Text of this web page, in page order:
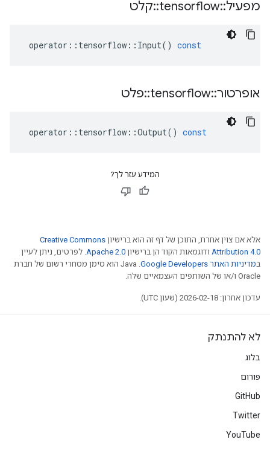
מפעיל::
tensorflow
::קלט
operator :: tensorflow :: Input() const
אופרטור::
tensorflow
::פלט
operator :: tensorflow ::Output() const
המידע עזר לך?
אלא אם צוין אחרת, התוכן של דף זה הוא ברישיון Creative Commons
Attribution 4.0 ודוגמאות הקוד הן ברישיון Apache 2.0. לפרטים, ניתן לעיין
במדיניות האתר Google Developers‏
.‏ Java הוא סימן מסחרי רשום של חברת
Oracle ו/או של השותפים העצמאיים שלה.
עדכון אחרון: 2026-02-18 (שעון UTC).
לא להתנתק
בלוג
פורום
GitHub
Twitter
YouTube